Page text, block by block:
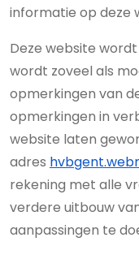
informatie op deze
Deze website
wordt zoveel als
opmerkingen van
opmerkingen in
website laten
adres
rekening met alle
verdere uitbouw
aanpassingen te